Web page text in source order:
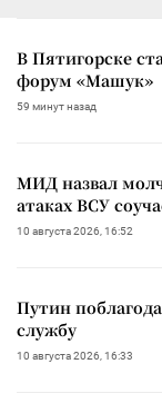
В Пятигорске
форум «Машук»
59 минут назад
МИД назвал
атаках ВСУ
10 августа 2026, 16:52
Путин
службу
10 августа 2026, 16:33